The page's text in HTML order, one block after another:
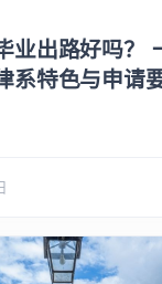
业出路好吗？
系特色与申请